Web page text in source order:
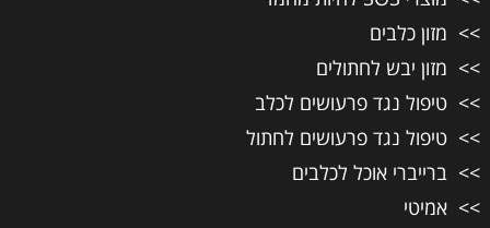
מזון כלבים
מזון יבש לחתולים
טיפול נגד פרעושים לכלב
טיפול נגד פרעושים לחתול
ברייברי אוכל לכלבים
אמיטי